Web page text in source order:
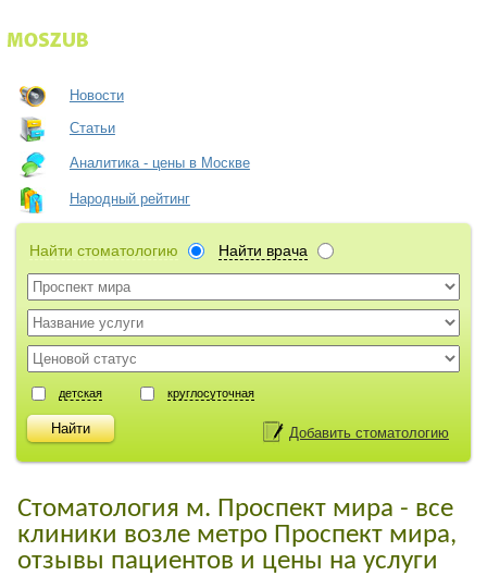
Новости
Статьи
Аналитика - цены в Москве
Народный рейтинг
Найти стоматологию Найти врача
детская круглосуточная
Добавить стоматологию
Стоматология м. Проспект мира - все
клиники возле метро Проспект мира,
отзывы пациентов и цены на услуги